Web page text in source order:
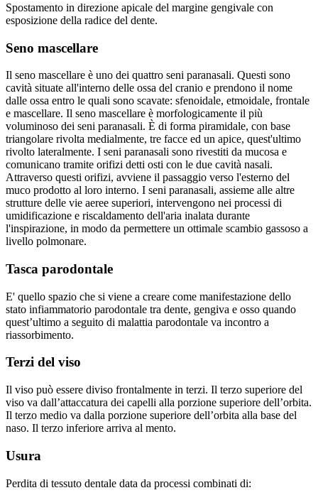
Spostamento in direzione apicale del margine gengivale con
esposizione della radice del dente.
Seno mascellare
Il seno mascellare è uno dei quattro seni paranasali. Questi sono
cavità situate all'interno delle ossa del cranio e prendono il nome
dalle ossa entro le quali sono scavate: sfenoidale, etmoidale, frontale
e mascellare. Il seno mascellare è morfologicamente il più
voluminoso dei seni paranasali. È di forma piramidale, con base
triangolare rivolta medialmente, tre facce ed un apice, quest'ultimo
rivolto lateralmente. I seni paranasali sono rivestiti da mucosa e
comunicano tramite orifizi detti osti con le due cavità nasali.
Attraverso questi orifizi, avviene il passaggio verso l'esterno del
muco prodotto al loro interno. I seni paranasali, assieme alle altre
strutture delle vie aeree superiori, intervengono nei processi di
umidificazione e riscaldamento dell'aria inalata durante
l'inspirazione, in modo da permettere un ottimale scambio gassoso a
livello polmonare.
Tasca parodontale
E' quello spazio che si viene a creare come manifestazione dello
stato infiammatorio parodontale tra dente, gengiva e osso quando
quest’ultimo a seguito di malattia parodontale va incontro a
riassorbimento.
Terzi del viso
Il viso può essere diviso frontalmente in terzi. Il terzo superiore del
viso va dall’attaccatura dei capelli alla porzione superiore dell’orbita.
Il terzo medio va dalla porzione superiore dell’orbita alla base del
naso. Il terzo inferiore arriva al mento.
Usura
Perdita di tessuto dentale data da processi combinati di: